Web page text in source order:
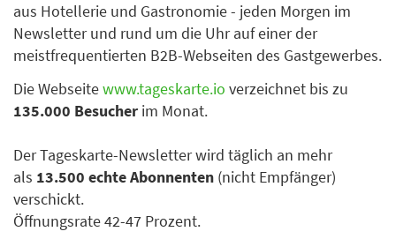
aus Hotellerie und Gastronomie - jeden Morgen im
Newsletter und rund um die Uhr auf einer der
meistfrequentierten B2B-Webseiten des Gastgewerbes.
Die Webseitewww.tageskarte.io verzeichnet bis zu
135.000 Besucher im Monat.
Der Tageskarte-Newsletter wird täglich an mehr
als 13.500 echte Abonnenten (nicht Empfänger)
verschickt.
Öffnungsrate 42-47 Prozent.